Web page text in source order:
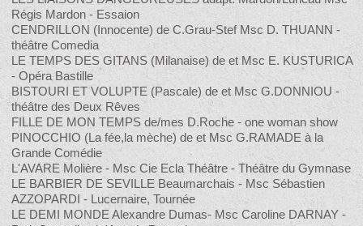
Régis Mardon - Essaion
CENDRILLON (Innocente) de C.Grau-Stef Msc D. THUANN -
théâtre Comedia
LE TEMPS DES GITANS (Milanaise) de et Msc E. KUSTURICA
- Opéra Bastille
BISTOURI ET VOLUPTE (Pascale) de et Msc G.DONNIOU -
théâtre des Deux Rêves
FILLE DE MON TEMPS de/mes D.Roche - one woman show
PINOCCHIO (La fée,la mèche) de et Msc G.RAMADE à la
Grande Comédie
L'AVARE Molière - Msc Cie Ecla Théâtre - Théâtre du Gymnase
LE BARBIER DE SEVILLE Beaumarchais - Msc Sébastien
AZZOPARDI - Lucernaire, Tournée
LE DEMI MONDE Alexandre Dumas- Msc Caroline DARNAY -